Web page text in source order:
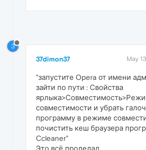
3
37dimon37 May
"запустите Opera от имени
зайти по пути : Свойства
совместимости и убрать
программу в режиме
почистить кеш браузера
Ccleaner"